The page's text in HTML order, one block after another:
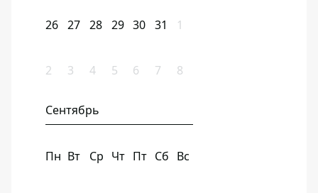
26 27 28 29 30 31 1
2 3 4 5 6 7 8
Сентябрь
Пн Вт Ср Чт Пт Сб Вс